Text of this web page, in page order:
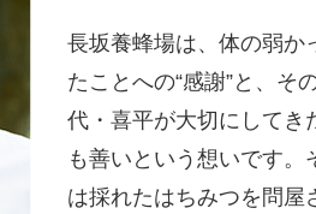
長坂養蜂場は、体の弱か
たことへの“感謝”と、そ
代・喜平が大切にしてき
も善いという想いです
は採れたはちみつを問屋